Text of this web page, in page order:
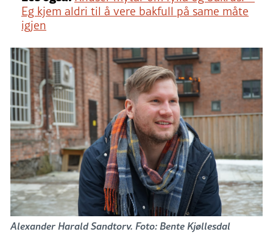
Eg kjem aldri til å vere bakfull på same måte
igjen
Alexander Harald Sandtorv. Foto: Bente Kjøllesdal